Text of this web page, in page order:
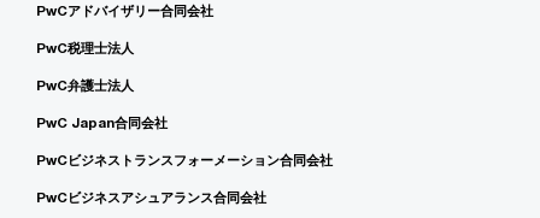
PwCアドバイザリー合同会社
PwC税理士法人
PwC弁護士法人
PwC Japan合同会社
PwCビジネストランスフォーメーション合同会社
PwCビジネスアシュアランス合同会社